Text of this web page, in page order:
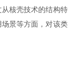
核壳技术的结构特
景等方面，对该类